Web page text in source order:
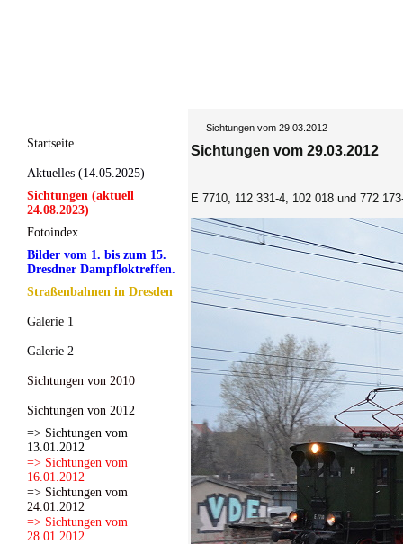
Startseite
Aktuelles (14.05.2025)
Sichtungen (aktuell
24.08.2023)
Fotoindex
Bilder vom 1. bis zum 15.
Dresdner Dampfloktreffen.
Straßenbahnen in Dresden
Galerie 1
Galerie 2
Sichtungen von 2010
Sichtungen von 2012
=> Sichtungen vom
13.01.2012
=> Sichtungen vom
16.01.2012
=> Sichtungen vom
24.01.2012
=> Sichtungen vom
28.01.2012
Sichtungen vom 29.03.2012
Sichtungen vom 29.03.2012
E 7710, 112 331-4, 102 018 und 772